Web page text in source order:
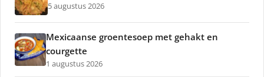
5 augustus 2026
Mexicaanse groentesoep met gehakt en
courgette
1 augustus 2026